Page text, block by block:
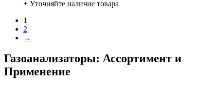
+ Уточняйте наличие товара
1
2
→
Газоанализаторы: Ассортимент и
Применение